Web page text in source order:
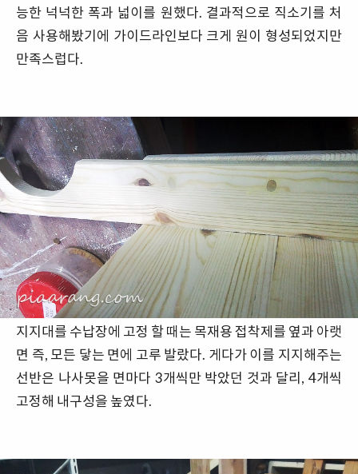
능한 넉넉한 폭과 넓이를 원했다. 결과적으로 직소기를 처
음 사용해봤기에 가이드라인보다 크게 원이 형성되었지만
만족스럽다.
지지대를 수납장에 고정 할 때는 목재용 접착제를 옆과 아랫
면 즉, 모든 닿는 면에 고루 발랐다. 게다가 이를 지지해주는
선반은 나사못을 면마다 3개씩만 박았던 것과 달리, 4개씩
고정해 내구성을 높였다.